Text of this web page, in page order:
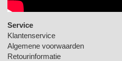
Service
Klantenservice
Algemene voorwaarden
Retourinformatie